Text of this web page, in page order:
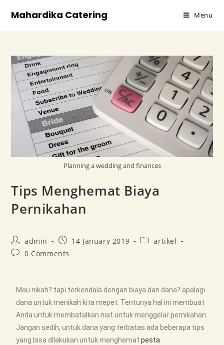
Mahardika Catering Menu
Planning a wedding and finances
Tips Menghemat Biaya
Pernikahan
admin 14 January 2019
artikel
0 Comments
Mau nikah? tapi terkendala dengan biaya dan dana? apalagi
dana untuk menikah kita mepet. Tentunya hal ini membuat
Anda untuk membatalkan niat untuk menggelar pernikahan.
Jangan sedih, untuk dana yang terbatas ada beberapa tips
yang bisa dilakukan untuk menghematpesta